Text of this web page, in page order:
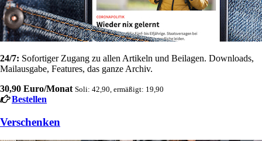
24/7: Sofortiger Zugang zu allen Artikeln und Beilagen. Downloads,
Mailausgabe, Features, das ganze Archiv.
30,90 Euro/Monat Soli: 42,90, ermäßigt: 19,90
Bestellen
Verschenken